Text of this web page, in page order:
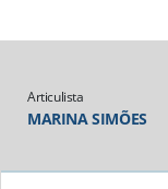
Articulista
MARINA SIMÕES